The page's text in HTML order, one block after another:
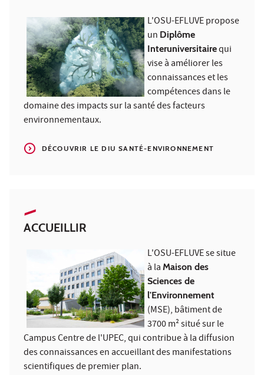
L'OSU-EFLUVE propose
un Diplôme
Interuniversitairequi
vise à améliorer les
connaissances et les
compétences dans le
domaine des impacts sur la santé des facteurs
environnementaux.
DÉCOUVRIR LE DIU SANTÉ-ENVIRONNEMENT
ACCUEILLIR
L'OSU-EFLUVE se situe
à la Maison des
Sciences de
l'Environnement
(MSE), bâtiment de
3700 m² situé sur le
Campus Centre de l'UPEC, qui contribue à la diffusion
des connaissances en accueillant des manifestations
scientifiques de premier plan.